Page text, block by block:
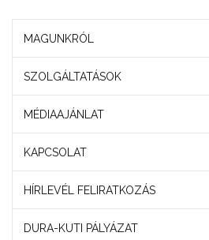
MAGUNKRÓL
SZOLGÁLTATÁSOK
MÉDIAAJÁNLAT
KAPCSOLAT
HÍRLEVÉL FELIRATKOZÁS
DURA-KUTI PÁLYÁZAT